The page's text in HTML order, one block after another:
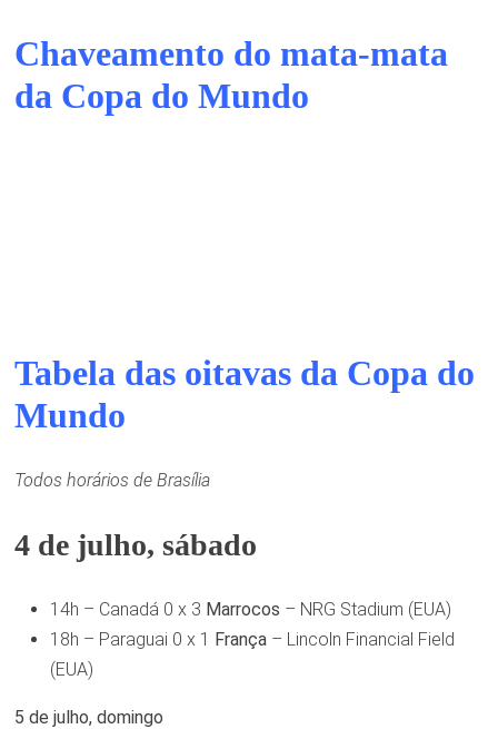
Chaveamento do mata-mata
da Copa do Mundo
Tabela das oitavas da Copa do
Mundo
Todos horários de Brasília
4 de julho, sábado
14h – Canadá 0 x 3 Marrocos – NRG Stadium (EUA)
18h – Paraguai 0 x 1
França – Lincoln Financial Field
(EUA)
5 de julho, domingo